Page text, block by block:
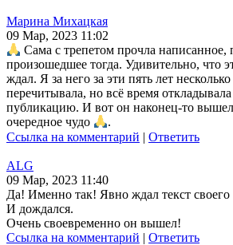
Марина Михацкая
09 Мар, 2023 11:02
Сама с трепетом прочла написанное,
произошедшее тогда. Удивительно, что
ждал. Я за него за эти пять лет несколько
перечитывала, но всё время
публикацию. И вот он наконец-то
очередное чудо
.
Ссылка на комментарий | Ответить
ALG
09 Мар, 2023 11:40
Да! Именно так! Явно ждал текст
И дождался.
Очень своевременно он вышел!
Ссылка на комментарий | Ответить